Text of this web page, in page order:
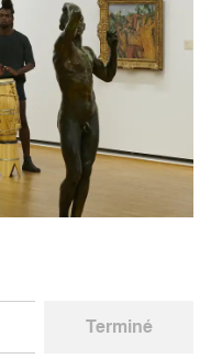
Terminé